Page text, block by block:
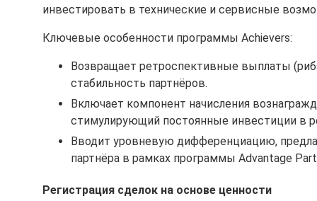
инвестировать в технические и сервисные
Ключевые особенности программы Achievers:
Возвращает ретроспективные выплаты
стабильность партнёров.
Включает компонент начисления
стимулирующий постоянные инвестиции в
Вводит уровневую дифференциацию,
партнёра в рамках программы Advantage
Регистрация сделок на основе ценности